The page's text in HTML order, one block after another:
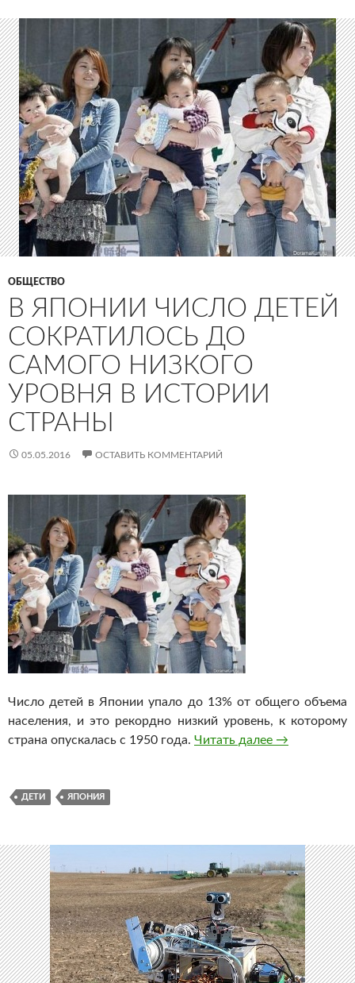
ОБЩЕСТВО
В ЯПОНИИ ЧИСЛО ДЕТЕЙ
СОКРАТИЛОСЬ ДО
САМОГО НИЗКОГО
УРОВНЯ В ИСТОРИИ
СТРАНЫ
05.05.2016 ОСТАВИТЬ КОММЕНТАРИЙ
Число детей в Японии упало до 13% от общего объема
населения, и это рекордно низкий уровень, к которому
страна опускалась с 1950 года. Читать далее В Японии
→
ДЕТИ ЯПОНИЯ